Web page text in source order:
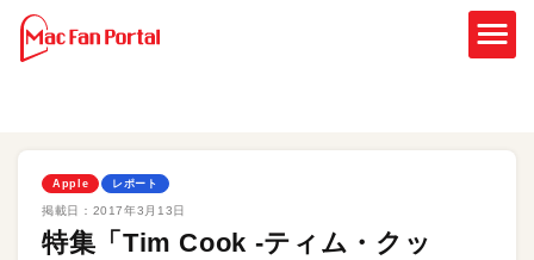
Apple レポート
掲載日： 2017年3月13日
特集「Tim Cook -ティム・クッ